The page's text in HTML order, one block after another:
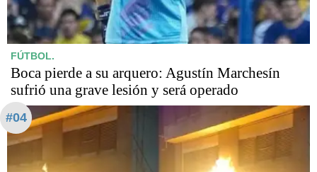
FÚTBOL.
Boca pierde a su arquero: Agustín Marchesín
sufrió una grave lesión y será operado
#04